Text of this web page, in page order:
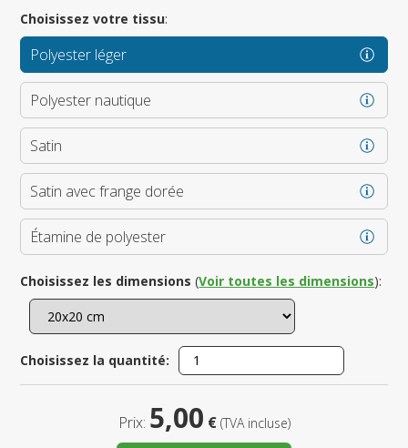
Choisissez votre tissu:
Polyester léger
Polyester nautique
Satin
Satin avec frange dorée
Étamine de polyester
Choisissez les dimensions (Voir toutes les dimensions):
Choisissez la quantité:
Prix: 5,00 € (TVA incluse)